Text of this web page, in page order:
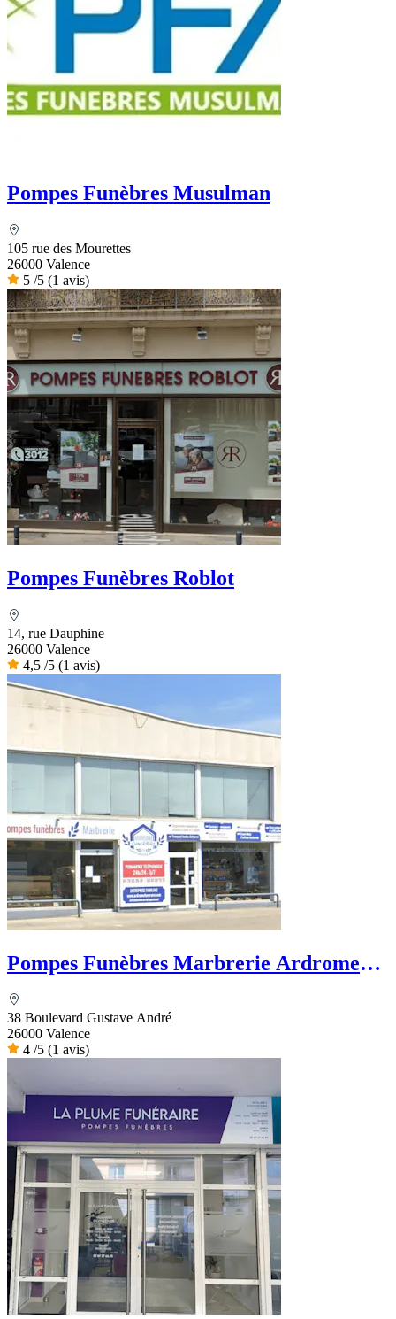
Pompes Funèbres Musulman
105 rue des Mourettes
26000 Valence
5 /5 (1 avis)
Pompes Funèbres Roblot
14, rue Dauphine
26000 Valence
4,5 /5 (1 avis)
Pompes Funèbres Marbrerie Ardrome
38 Boulevard Gustave André
26000 Valence
4 /5 (1 avis)